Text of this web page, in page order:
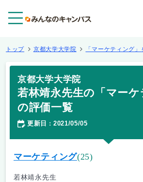
トップ 京都大学大学院 「マーケティング
京都大学大学院
若林靖永先生の「マーケ
の評価一覧
更新日 ： 2021/05/05
マーケティング(25)
若林靖永先生